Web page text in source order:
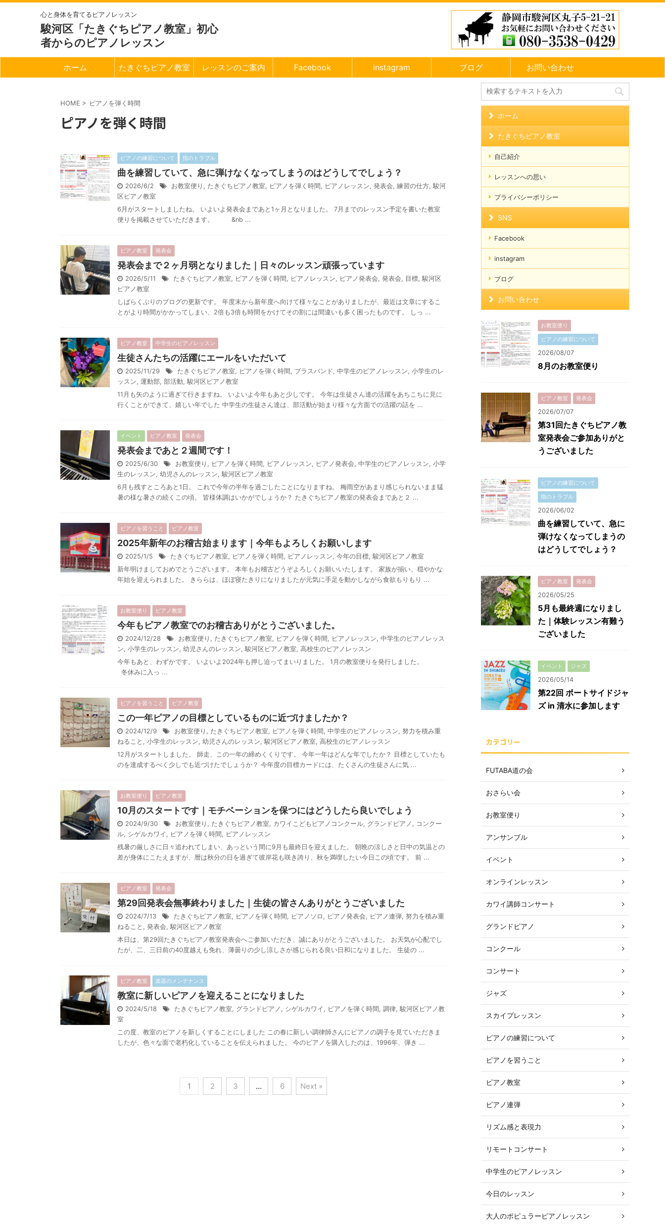
心と身体を育てるピアノレッスン
駿河区「たきぐちピアノ教室」初心
者からのピアノレッスン
ホーム たきぐちピアノ教室 レッスンのご案内 Facebook instagram ブログ お問い合わせ
HOME > ピアノを弾く時間
ピアノを弾く時間
ピアノの練習について 指のトラブル
曲を練習していて、急に弾けなくなってしまうのはどうしてでしょう？
2026/6/2 お教室便り , たきぐちピアノ教室, ピアノを弾く時間 , ピアノレッスン, 発表会, 練習の仕方, 駿河
区ピアノ教室
6月がスタートしましたね。 いよいよ発表会まであと1ヶ月となりました。 7月までのレッスン予定を書いた教室
便りを掲載させていただきます。 &nb ...
ピアノ教室 発表会
発表会まで２ヶ月弱となりました｜日々のレッスン頑張っています
2026/5/11 たきぐちピアノ教室, ピアノを弾く時間 , ピアノレッスン, ピアノ発表会, 発表会, 目標, 駿河区
ピアノ教室
しばらくぶりのブログの更新です。 年度末から新年度へ向けて様々なことがありましたが、最近は文章にするこ
とがより時間がかかってしまい、2倍も3倍も時間をかけてその割には間違いも多く困ったものです。 しっ ...
ピアノ教室 中学生のピアノレッスン
生徒さんたちの活躍にエールをいただいて
2025/11/29 たきぐちピアノ教室, ピアノを弾く時間 , ブラスバンド, 中学生のピアノレッスン, 小学生のレ
ッスン, 運動部, 部活動, 駿河区ピアノ教室
11月も矢のように過ぎて行きますね。 いよいよ今年もあと少しです。 今年は生徒さん達の活躍をあちこちに見に
行くことができて、嬉しい年でした 中学生の生徒さん達は、部活動が始まり様々な方面での活躍の話を ...
イベント ピアノ教室 発表会
発表会まであと２週間です！
2025/6/30 お教室便り , ピアノを弾く時間 , ピアノレッスン, ピアノ発表会, 中学生のピアノレッスン, 小学
生のレッスン, 幼児さんのレッスン, 駿河区ピアノ教室
6月も残すところあと1日。 これで今年の半年を過ごしたことになりますね。 梅雨空があまり感じられないまま猛
暑の様な暑さの続くこの頃。 皆様体調はいかがでしょうか？ たきぐちピアノ教室の発表会まであと２ ...
ピアノを習うこと ピアノ教室
2025年新年のお稽古始まります｜今年もよろしくお願いします
2025/1/5 たきぐちピアノ教室, ピアノを弾く時間 , ピアノレッスン, 今年の目標, 駿河区ピアノ教室
新年明けましておめでとうございます。 本年もお稽古どうぞよろしくお願いいたします。 家族が揃い、穏やかな
年始を迎えられました。 きららは、ほぼ寝たきりになりましたが元気に手足を動かしながら食欲もりもり ...
お教室便り ピアノ教室
今年もピアノ教室でのお稽古ありがとうございました。
2024/12/28 お教室便り , たきぐちピアノ教室, ピアノを弾く時間 , ピアノレッスン, 中学生のピアノレッス
ン, 小学生のレッスン, 幼児さんのレッスン, 駿河区ピアノ教室, 高校生のピアノレッスン
今年もあと、わずかです。 いよいよ2024年も押し迫ってまいりました。 1月の教室便りを発行しました。
冬休みに入っ ...
ピアノを習うこと ピアノ教室
この一年ピアノの目標としているものに近づけましたか？
2024/12/9 お教室便り , たきぐちピアノ教室, ピアノを弾く時間 , 中学生のピアノレッスン, 努力を積み重
ねること , 小学生のレッスン, 幼児さんのレッスン, 駿河区ピアノ教室, 高校生のピアノレッスン
12月がスタートしました。 師走、この一年の締めくくりです。 今年一年はどんな年でしたか？ 目標としていたも
のを達成するべく少しでも近づけたでしょうか？ 今年度の目標カードには、たくさんの生徒さんに気 ...
お教室便り ピアノ教室
10月のスタートです｜モチベーションを保つにはどうしたら良いでしょう
2024/9/30 お教室便り , たきぐちピアノ教室, カワイこどもピアノコンクール, グランドピアノ , コンクー
ル, シゲルカワイ , ピアノを弾く時間 , ピアノレッスン
残暑の厳しさに日々追われてしまい、あっという間に9月も最終日を迎えました。 朝晩の涼しさと日中の気温との
差が身体にこたえますが、暦は秋分の日を過ぎて彼岸花も咲き誇り、秋を満喫したい今日この頃です。 前 ...
ピアノ教室 発表会
第29回発表会無事終わりました｜生徒の皆さんありがとうございました
2024/7/13 たきぐちピアノ教室, ピアノを弾く時間 , ピアノソロ , ピアノ発表会, ピアノ連弾, 努力を積み重
ねること , 発表会, 駿河区ピアノ教室
本日は、第29回たきぐちピアノ教室発表会へご参加いただき、誠にありがとうございました。 お天気が心配でし
たが、二、三日前の40度越えも免れ、薄曇りの少し涼しさが感じられる良い日和になりました。 生徒の ...
ピアノ教室 楽器のメンテナンス
教室に新しいピアノを迎えることになりました
2024/5/18 たきぐちピアノ教室, グランドピアノ , シゲルカワイ , ピアノを弾く時間 , 調律, 駿河区ピアノ教
室
この度、教室のピアノを新しくすることにしました この春に新しい調律師さんにピアノの調子を見ていただきま
したが、色々な面で老朽化していることを伝えられました。 今のピアノを購入したのは、1996年、弾き ...
1 2 3 … 6 Next »
ホーム
たきぐちピアノ教室
自己紹介
レッスンへの思い
プライバシーポリシー
SNS
Facebook
instagram
ブログ
お問い合わせ
お教室便り
ピアノの練習について
2026/08/07
8月のお教室便り
ピアノ教室 発表会
2026/07/07
第31回たきぐちピアノ教
室発表会ご参加ありがと
うございました
ピアノの練習について
指のトラブル
2026/06/02
曲を練習していて、急に
弾けなくなってしまうの
はどうしてでしょう？
ピアノ教室 発表会
2026/05/25
5月も最終週になりまし
た｜体験レッスン有難う
ございました
イベント ジャズ
2026/05/14
第22回 ポートサイドジャ
ズ in 清水に参加します
カテゴリー
FUTABA道の会
おさらい会
お教室便り
アンサンブル
イベント
オンラインレッスン
カワイ講師コンサート
グランドピアノ
コンクール
コンサート
ジャズ
スカイプレッスン
ピアノの練習について
ピアノを習うこと
ピアノ教室
ピアノ連弾
リズム感と表現力
リモートコンサート
中学生のピアノレッスン
今日のレッスン
大人のポピュラーピアノレッスン